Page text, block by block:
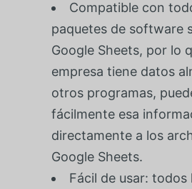
Compatible con
paquetes de software
Google Sheets, por lo
empresa tiene datos
otros programas,
fácilmente esa
directamente a los
Google Sheets.
Fácil de usar: todos